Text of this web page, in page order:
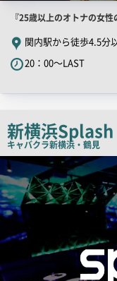
店
舗
PR
キ
コ
ピ
ー
『25歳以上のオトナの女
関内駅から徒歩4.5分
20：00～LAST
新横浜Splash
キャバクラ新横浜・鶴見
検
索
結
果
一
覧
用
像